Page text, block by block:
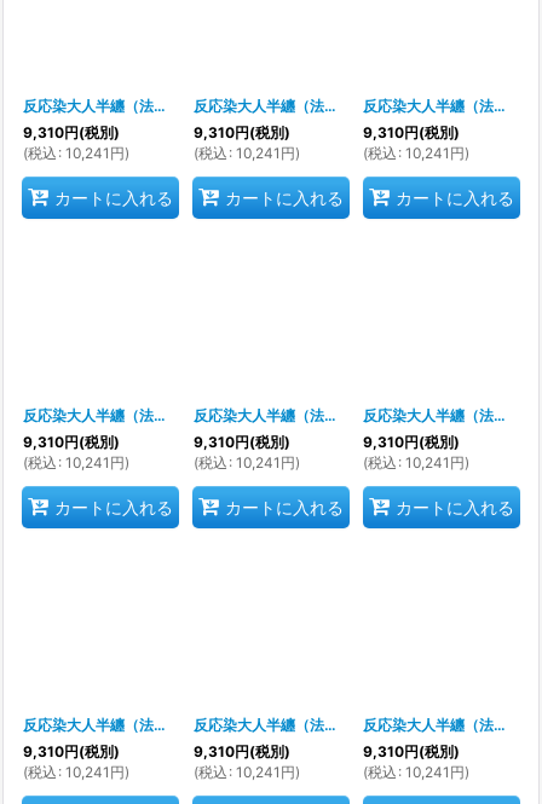
反応染大人半纏（法被） s9287]
9,310円(税別)
(税込 : 10,241 円)
カートに入れる
反応染大人半纏（法被） s9288]
9,310円(税別)
(税込 : 10,241 円)
カートに入れる
反応染大人半纏（法被）
9,310円(税別)
(税込 : 10,241 円)
カートに入れる
反応染大人半纏（法被） s9292]
9,310円(税別)
(税込 : 10,241 円)
カートに入れる
反応染大人半纏（法被） s9293]
9,310円(税別)
(税込 : 10,241 円)
カートに入れる
反応染大人半纏（法被）
9,310円(税別)
(税込 : 10,241 円)
カートに入れる
反応染大人半纏（法被） s9297]
9,310円(税別)
(税込 : 10,241 円)
反応染大人半纏（法被） s9299]
9,310円(税別)
(税込 : 10,241 円)
反応染大人半纏（法被）
9,310円(税別)
(税込 : 10,241 円)